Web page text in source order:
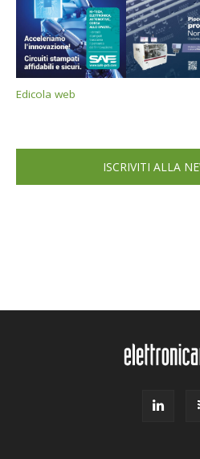
Edicola web
ISCRIVITI ALLA